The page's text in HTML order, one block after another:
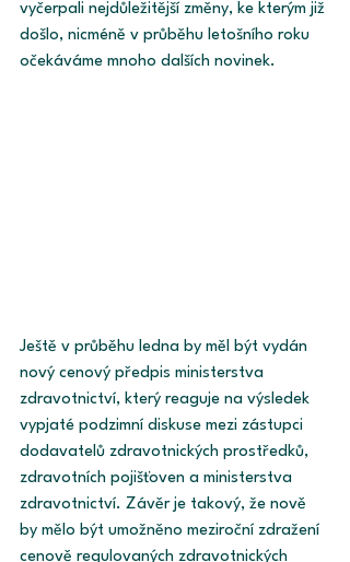
vyčerpali nejdůležitější změny, ke kterým již
došlo, nicméně v průběhu letošního roku
očekáváme mnoho dalších novinek.
Ještě v průběhu ledna by měl být vydán
nový cenový předpis ministerstva
zdravotnictví, který reaguje na výsledek
vypjaté podzimní diskuse mezi zástupci
dodavatelů zdravotnických prostředků,
zdravotních pojišťoven a ministerstva
zdravotnictví. Závěr je takový, že nově
by mělo být umožněno meziroční zdražení
cenově regulovaných zdravotnických